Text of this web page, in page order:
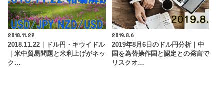
2018.11.22
2018.11.22｜ドル円・キウイドル
｜米中貿易問題と米利上げがネッ
ク…
2019.8.6
2019年8月6日のドル円分析｜中
国を為替操作国と認定との発言で
リスクオ…